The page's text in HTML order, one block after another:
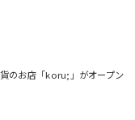
のお店「koru;」がオープン